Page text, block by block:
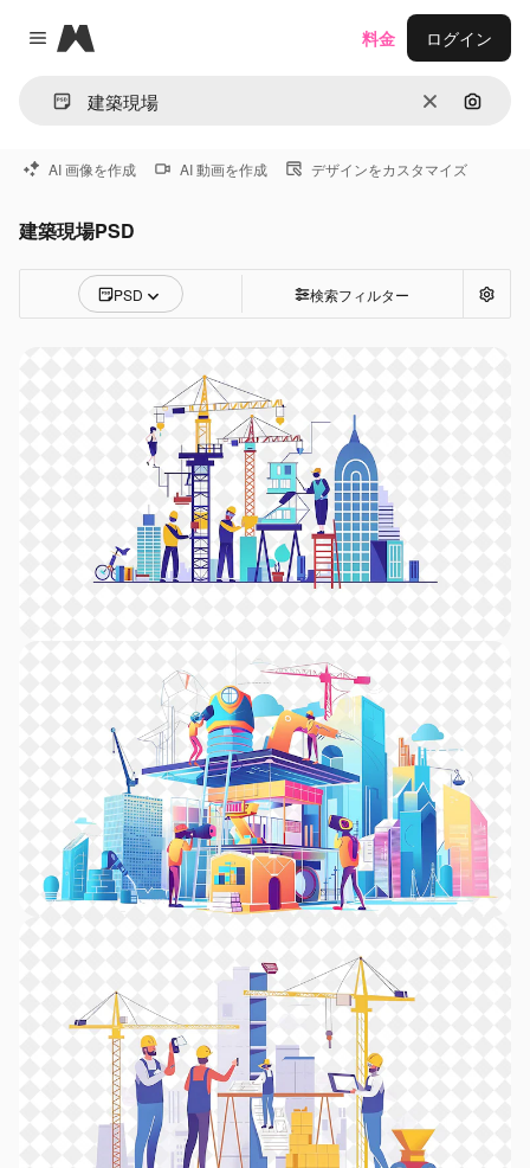
Close menu
Magnific
消去 画像で
料金 ログイン
AI 画像を作成 AI 動画を作成 デザインをカスタマイズ
建築現場PSD
PSD 検索フィルター